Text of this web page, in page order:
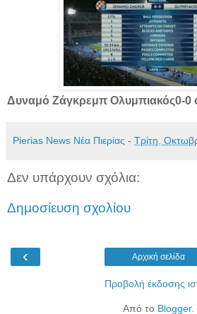
Δυναμό Ζάγκρεμπ Ολυμπιακός0-0
Pierias News Νέα Πιερίας - Τρίτη,
Δεν υπάρχουν σχόλια:
Δημοσίευση σχολίου
‹ Αρχική σελίδα
Προβολή έκδοσης
Από το Blogger.